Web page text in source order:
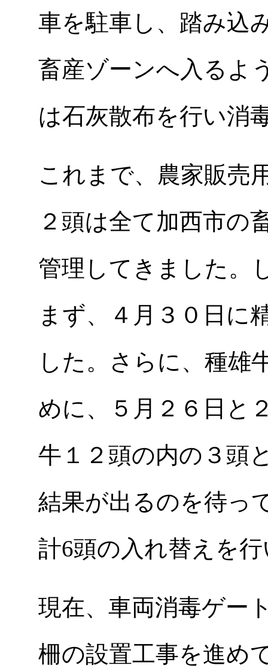
車を駐車し、踏み込
畜産ゾーンへ入るよ
は石灰散布を行い消
これまで、農家販売
２頭は全て加西市の
管理してきました。
まず、４月３０日に
した。さらに、種雄
めに、５月２６日と
牛１２頭の内の３頭
結果が出るのを待っ
計6頭の入れ替えを
現在、車両消毒ゲー
柵の設置工事を進め